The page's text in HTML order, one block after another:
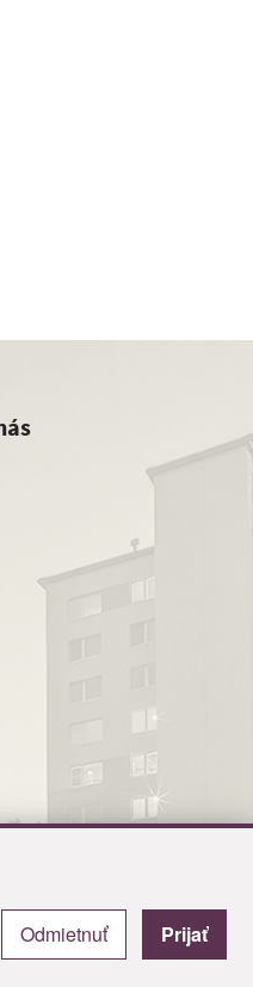
Odmietnuť Prijať